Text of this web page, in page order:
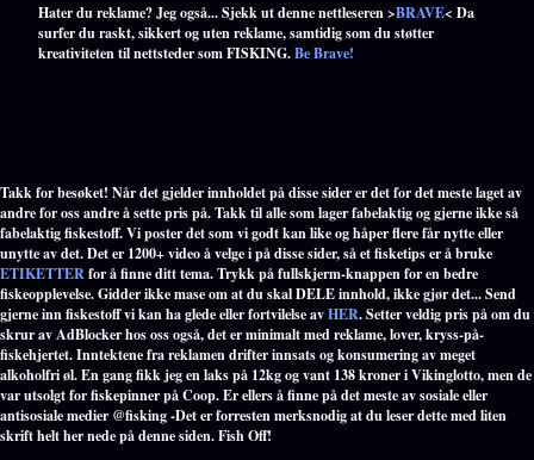
Hater du reklame? Jeg også... Sjekk ut denne nettleseren >BRAVE< Da
surfer du raskt, sikkert og uten reklame, samtidig som du støtter
kreativiteten til nettsteder som FISKING.Be Brave!
Takk for besøket! Når det gjelder innholdet på disse sider er det for det meste laget av
andre for oss andre å sette pris på. Takk til alle som lager fabelaktig og gjerne ikke så
fabelaktig fiskestoff. Vi poster det som vi godt kan like og håper flere får nytte eller
unytte av det. Det er 1200+ video å velge i på disse sider, så et fisketips er å bruke
ETIKETTERfor å finne ditt tema. Trykk på fullskjerm-knappen for en bedre
fiskeopplevelse. Gidder ikke mase om at du skal DELE innhold, ikke gjør det... Send
gjerne inn fiskestoff vi kan ha glede eller fortvilelse avHER. Setter veldig pris på om du
skrur av AdBlocker hos oss også, det er minimalt med reklame, lover, kryss-på-
fiskehjertet. Inntektene fra reklamen drifter innsats og konsumering av meget
alkoholfri øl. En gang fikk jeg en laks på 12kg og vant 138 kroner i Vikinglotto, men de
var utsolgt for fiskepinner på Coop. Er ellers å finne på det meste av sosiale eller
antisosiale medier @fisking -Det er forresten merksnodig at du leser dette med liten
skrift helt her nede på denne siden. Fish Off!